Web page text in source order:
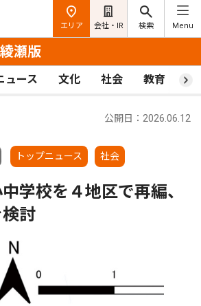
エリア 会社・IR 検索 Menu
瀬版
ュース 文化 社会 教育 ス
トップニュース 社会
公開日：2026.06.12
中学校を４地区で再編、
討